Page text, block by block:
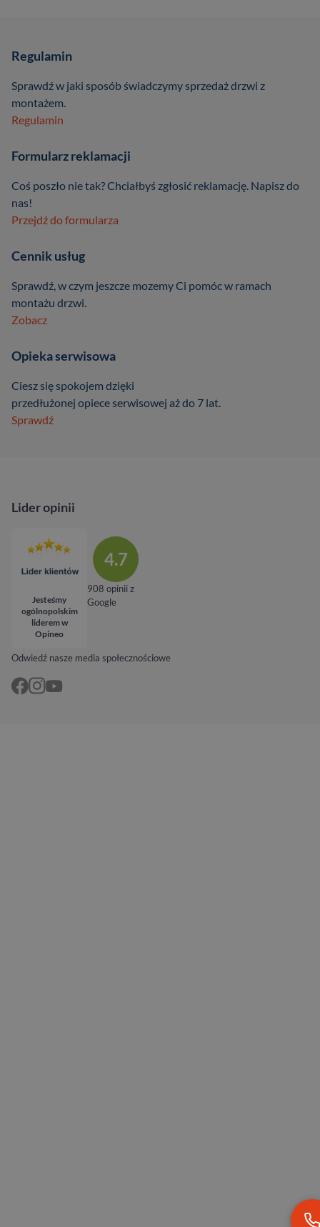
Regulamin
Sprawdź w jaki sposób świadczymy sprzedaż drzwi z
montażem.
Regulamin
Formularz reklamacji
Coś poszło nie tak? Chciałbyś zgłosić reklamację. Napisz do
nas!
Przejdź do formularza
Cennik usług
Sprawdź, w czym jeszcze mozemy Ci pomóc w ramach
montażu drzwi.
Zobacz
Opieka serwisowa
Ciesz się spokojem dzięki
przedłużonej opiece serwisowej aż do 7 lat.
Sprawdź
Odwiedź nasze media społecznościowe
Lider opinii
Jesteśmy
ogólnopolskim
liderem w
Opineo
4.7
908 opinii z
Google